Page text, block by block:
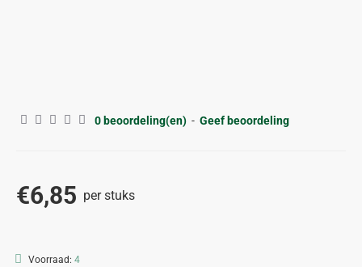
0 beoordeling(en) - Geef beoordeling
€6,85 per stuks
Voorraad: 4